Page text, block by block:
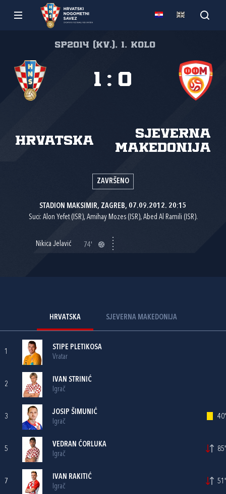
SP2014 (kv.), 1. kolo
Hrvatska
Sjeverna
Makedonija
1 : 0
ZAVRŠENO
STADION MAKSIMIR, ZAGREB, 07.09.2012. 20:15
Suci: Alon Yefet (ISR), Amihay Mozes (ISR), Abed Al Ramili (ISR).
Nikica Jelavić 74'
HRVATSKA SJEVERNA MAKEDONIJA
1
STIPE PLETIKOSA
Vratar
2
IVAN STRINIĆ
Igrač
3
JOSIP ŠIMUNIĆ
Igrač
40'
5
VEDRAN ĆORLUKA
Igrač
85'
7
IVAN RAKITIĆ
Igrač
51'